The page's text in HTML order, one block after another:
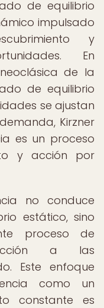
de equilibrio
impulsado
y
En
de la
de equilibrio
se ajustan
Kirzner
es un proceso
y acción por
no conduce
estático, sino
proceso de
a las
Este enfoque
como un
constante es